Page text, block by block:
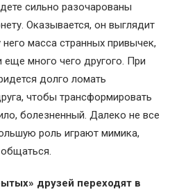
сильно разочарованы
Оказывается, он выглядит
него масса странных привычек,
еще много чего другого. При
долго ломать
чтобы трансформировать
болезненный. Далеко не все
роль играют мимика,
друзей переходят в